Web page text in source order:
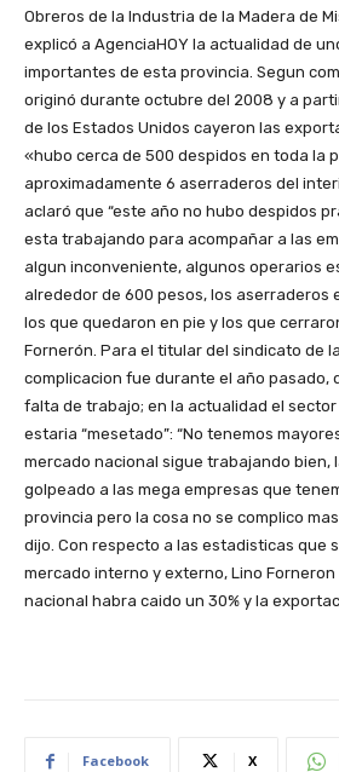
Obreros de la Industria de la Madera de
explicó a AgenciaHOY la actualidad de
importantes de esta provincia. Segun
originó durante octubre del 2008 y a
de los Estados Unidos cayeron las
«hubo cerca de 500 despidos en toda la
aproximadamente 6 aserraderos del
aclaró que “este año no hubo despidos
esta trabajando para acompañar a las
algun inconveniente, algunos operarios
alrededor de 600 pesos, los aserraderos
los que quedaron en pie y los que
Fornerón. Para el titular del sindicato de
complicacion fue durante el año pasado,
falta de trabajo; en la actualidad el
estaria “mesetado”: “No tenemos
mercado nacional sigue trabajando bien,
golpeado a las mega empresas que
provincia pero la cosa no se complico
dijo. Con respecto a las estadisticas que
mercado interno y externo, Lino Forneron
nacional habra caido un 30% y la
Facebook X